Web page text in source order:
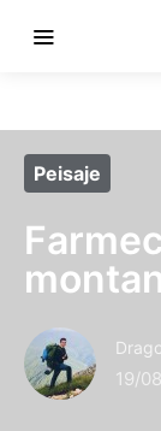
Peisaje
montan
19/